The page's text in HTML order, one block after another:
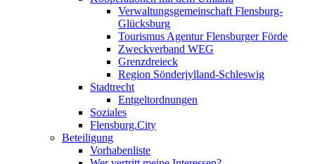
Verwaltungsgemeinschaft Flensburg-
Glücksburg
Tourismus Agentur Flensburger Förde
Zweckverband WEG
Grenzdreieck
Region Sönderjylland-Schleswig
Stadtrecht
Entgeltordnungen
Soziales
Flensburg.City
Beteiligung
Vorhabenliste